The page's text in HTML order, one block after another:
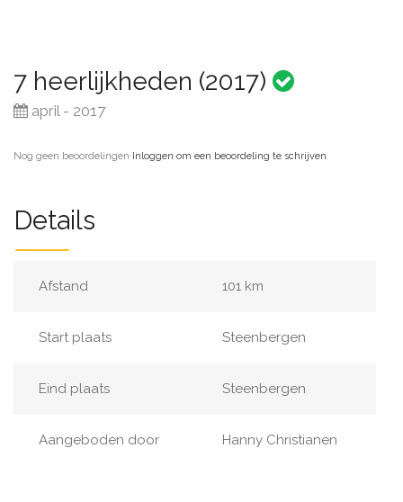
7 heerlijkheden (2017)
april - 2017
Nog geen beoordelingen·Inloggen om een beoordeling te schrijven
Details
Afstand 101 km
Start plaats Steenbergen
Eind plaats Steenbergen
Aangeboden door Hanny Christianen